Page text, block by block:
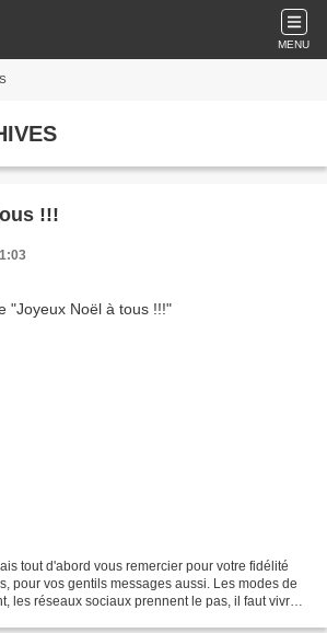
MENU
!!!
tout d'abord vous remercier pour votre fidélité
pour vos gentils messages aussi. Les modes de
les réseaux sociaux prennent le pas, il faut vivre